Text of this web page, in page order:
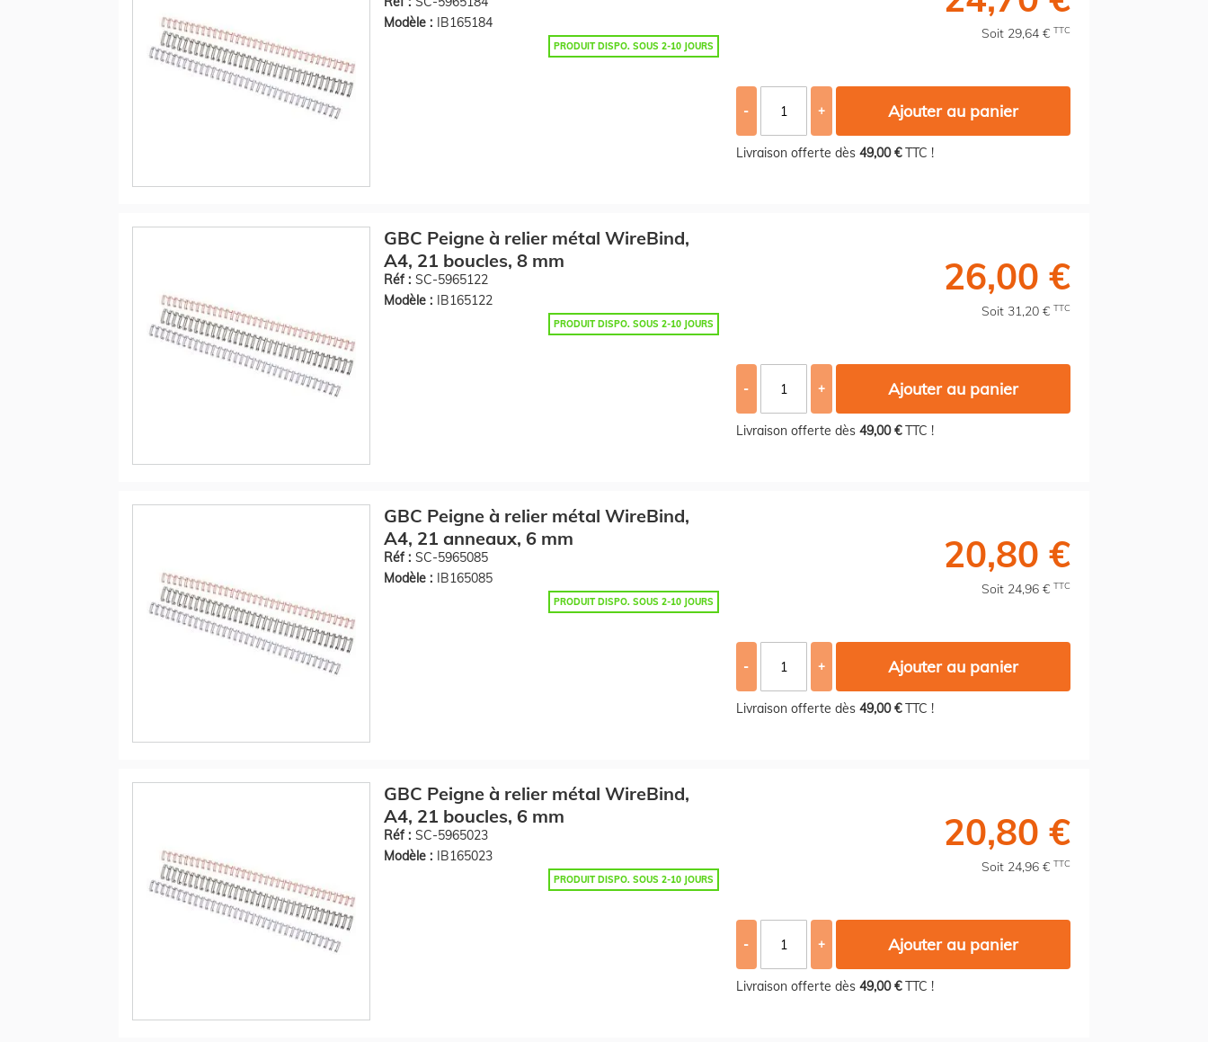
Modèle : IB165184
PRODUIT DISPO. SOUS 2-10 JOURS
Soit 29,64 € TTC
- + Ajouter au panier
Livraison offerte dès 49,00 €TTC !
GBC Peigne à relier métal WireBind,
A4, 21 boucles, 8 mm
Réf : SC-5965122
Modèle : IB165122
PRODUIT DISPO. SOUS 2-10 JOURS
26,00 €
Soit 31,20 € TTC
- + Ajouter au panier
Livraison offerte dès 49,00 €TTC !
GBC Peigne à relier métal WireBind,
A4, 21 anneaux, 6 mm
Réf : SC-5965085
Modèle : IB165085
PRODUIT DISPO. SOUS 2-10 JOURS
20,80 €
Soit 24,96 € TTC
- + Ajouter au panier
Livraison offerte dès 49,00 €TTC !
GBC Peigne à relier métal WireBind,
A4, 21 boucles, 6 mm
Réf : SC-5965023
Modèle : IB165023
PRODUIT DISPO. SOUS 2-10 JOURS
20,80 €
Soit 24,96 € TTC
- + Ajouter au panier
Livraison offerte dès 49,00 €TTC !